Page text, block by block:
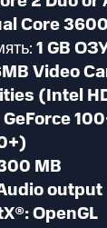
Core
1 GB
Video
(Intel
MB
output
OpenGL